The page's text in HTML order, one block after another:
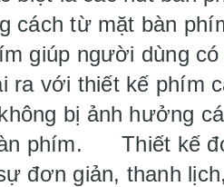
cách từ mặt bàn
giúp người dùng
ra với thiết kế phím
bị ảnh hưởng
phím. Thiết kế
đơn giản, thanh